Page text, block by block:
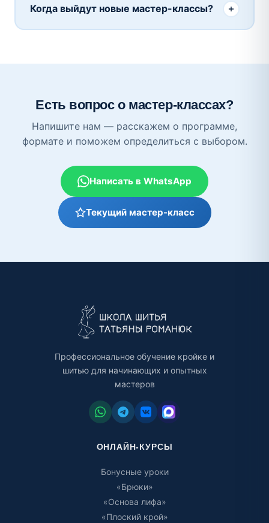
Telegram-канал или группу ВКонтакте с
видеоуроками. Доступ открывается сразу —
Когда выйдут новые мастер-классы?
Есть вопрос о мастер-классах?
Напишите нам — расскажем о программе,
формате и поможем определиться с выбором.
Написать в WhatsApp
Текущий мастер-класс
Профессиональное обучение кройке и
шитью для начинающих и опытных
мастеров
ОНЛАЙН-КУРСЫ
Бонусные уроки
«Брюки»
«Основа лифа»
«Плоский крой»